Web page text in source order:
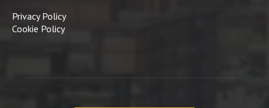
Privacy Policy
Cookie Policy